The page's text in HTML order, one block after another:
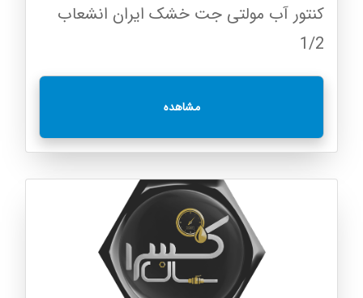
کنتور آب مولتی جت خشک ایران انشعاب
1/2
مشاهده